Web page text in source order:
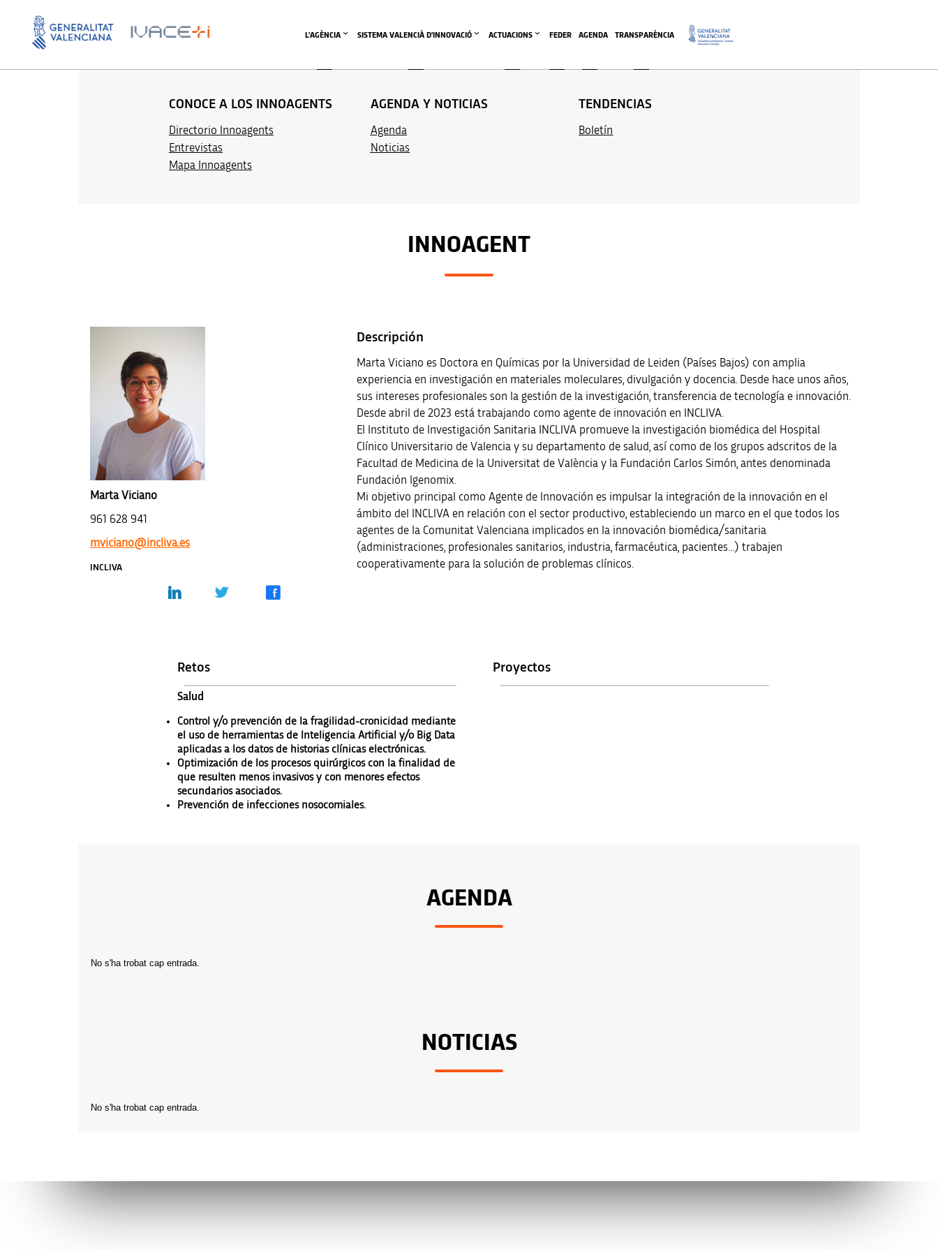
L'AGÈNCIA SISTEMA VALENCIÀ D'INNOVACIÓ ACTUACIONS FEDER AGENDA TRANSPARÈNCIA .
CONOCE A LOS INNOAGENTS
Directorio Innoagents
Entrevistas
Mapa Innoagents
AGENDA Y NOTICIAS
Agenda
Noticias
TENDENCIAS
Boletín
INNOAGENT
Marta Viciano
961 628 941
mviciano@incliva.es
INCLIVA
Descripción
Marta Viciano es Doctora en Químicas por la Universidad de Leiden (Países Bajos) con amplia
experiencia en investigación en materiales moleculares, divulgación y docencia. Desde hace unos años,
sus intereses profesionales son la gestión de la investigación, transferencia de tecnología e innovación.
Desde abril de 2023 está trabajando como agente de innovación en INCLIVA.
El Instituto de Investigación Sanitaria INCLIVA promueve la investigación biomédica del Hospital
Clínico Universitario de Valencia y su departamento de salud, así como de los grupos adscritos de la
Facultad de Medicina de la Universitat de València y la Fundación Carlos Simón, antes denominada
Fundación Igenomix.
Mi objetivo principal como Agente de Innovación es impulsar la integración de la innovación en el
ámbito del INCLIVA en relación con el sector productivo, estableciendo un marco en el que todos los
agentes de la Comunitat Valenciana implicados en la innovación biomédica/sanitaria
(administraciones, profesionales sanitarios, industria, farmacéutica, pacientes…) trabajen
cooperativamente para la solución de problemas clínicos.
Retos
Salud
Control y/o prevención de la fragilidad-cronicidad mediante
el uso de herramientas de Inteligencia Artificial y/o Big Data
aplicadas a los datos de historias clínicas electrónicas.
Optimización de los procesos quirúrgicos con la finalidad de
que resulten menos invasivos y con menores efectos
secundarios asociados.
Prevención de infecciones nosocomiales.
Proyectos
AGENDA
No s'ha trobat cap entrada.
NOTICIAS
No s'ha trobat cap entrada.